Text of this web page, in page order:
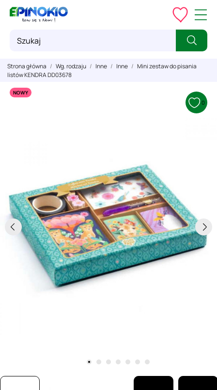
Strona główna Wg. rodzaju Inne Inne
Mini zestaw do pisania
listów KENDRA DD03678
NOWY
0